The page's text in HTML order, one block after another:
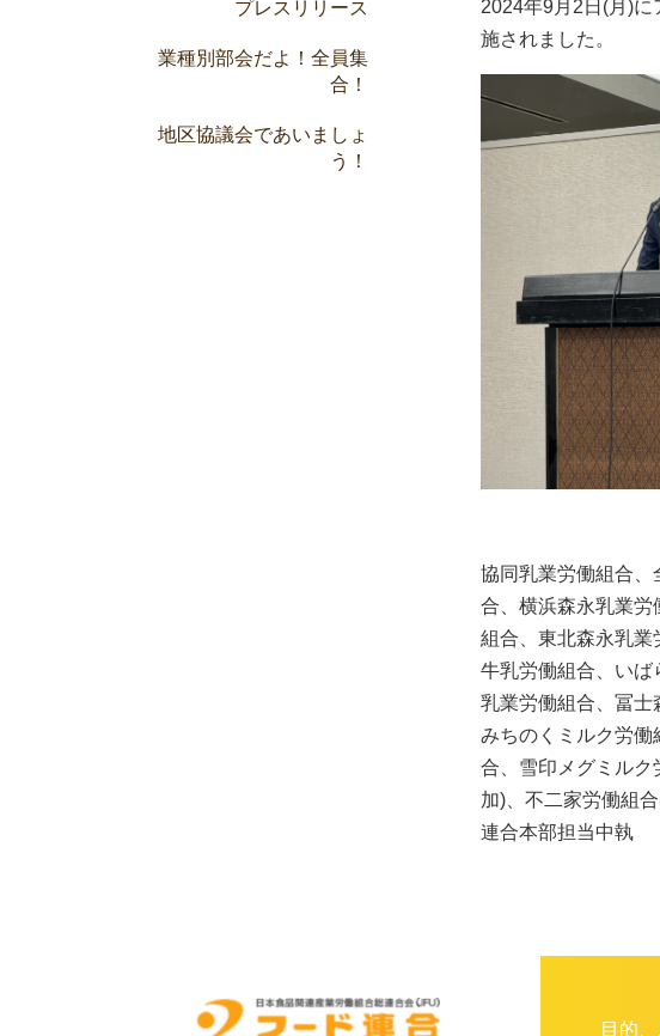
2024年9月2日(月)
施されました。
協同乳業労働組合、
合、横浜森永乳業労
組合、東北森永乳業
牛乳労働組合、いば
乳業労働組合、冨士
みちのくミルク労働
合、雪印メグミルク
加)、不二家労働組
連合本部担当中
プレスリリース
業種別部会だよ！全員集
合！
地区協議会であいましょ
う！
目的